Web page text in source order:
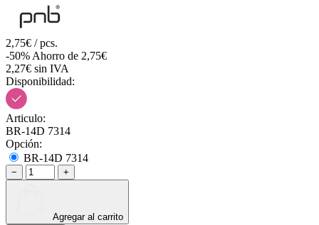
2,75€ / pcs.
-50% Ahorro de 2,75€
2,27€ sin IVA
Disponibilidad:
Articulo:
BR-14D 7314
Opción:
BR-14D 7314
− +
Agregar al carrito